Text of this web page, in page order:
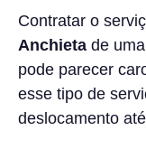
Contratar o
Anchieta de
pode parecer
esse tipo de
deslocamento